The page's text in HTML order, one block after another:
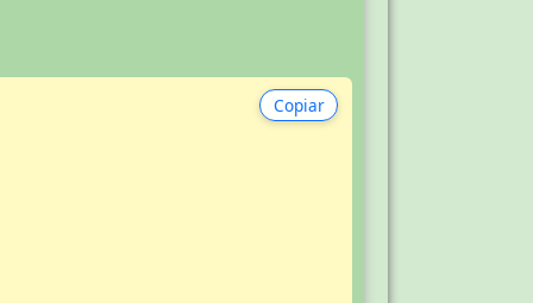
Copiar